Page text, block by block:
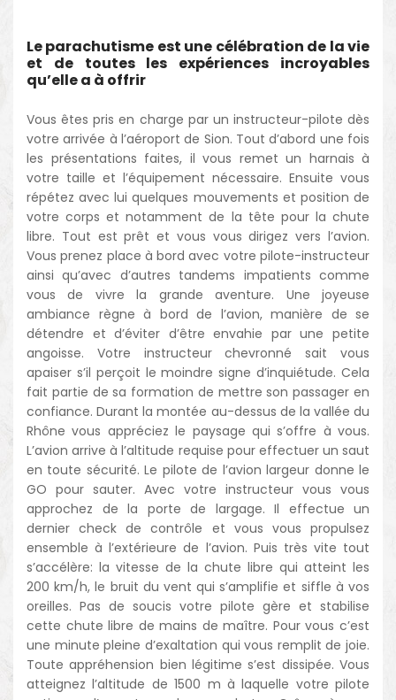
Le parachutisme est une célébration de la vie
et de toutes les expériences incroyables
qu’elle a à offrir
Vous êtes pris en charge par un instructeur-pilote dès
votre arrivée à l’aéroport de Sion. Tout d’abord une fois
les présentations faites, il vous remet un harnais à
votre taille et l’équipement nécessaire. Ensuite vous
répétez avec lui quelques mouvements et position de
votre corps et notamment de la tête pour la chute
libre. Tout est prêt et vous vous dirigez vers l’avion.
Vous prenez place à bord avec votre pilote-instructeur
ainsi qu’avec d’autres tandems impatients comme
vous de vivre la grande aventure. Une joyeuse
ambiance règne à bord de l’avion, manière de se
détendre et d’éviter d’être envahie par une petite
angoisse. Votre instructeur chevronné sait vous
apaiser s’il perçoit le moindre signe d’inquiétude. Cela
fait partie de sa formation de mettre son passager en
confiance. Durant la montée au-dessus de la vallée du
Rhône vous appréciez le paysage qui s’offre à vous.
L’avion arrive à l’altitude requise pour effectuer un saut
en toute sécurité. Le pilote de l’avion largeur donne le
GO pour sauter. Avec votre instructeur vous vous
approchez de la porte de largage. Il effectue un
dernier check de contrôle et vous vous propulsez
ensemble à l’extérieure de l’avion. Puis très vite tout
s’accélère: la vitesse de la chute libre qui atteint les
200 km/h, le bruit du vent qui s’amplifie et siffle à vos
oreilles. Pas de soucis votre pilote gère et stabilise
cette chute libre de mains de maître. Pour vous c’est
une minute pleine d’exaltation qui vous remplit de joie.
Toute appréhension bien légitime s’est dissipée. Vous
atteignez l’altitude de 1500 m à laquelle votre pilote